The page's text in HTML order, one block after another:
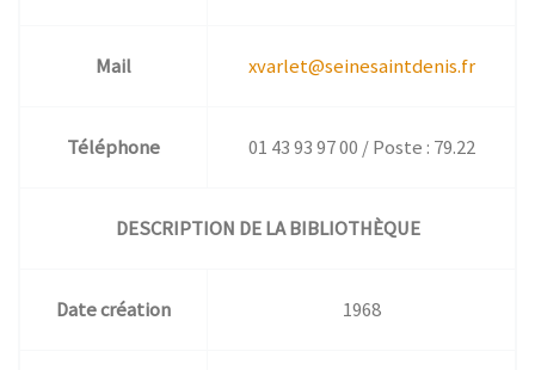
Mail xvarlet@seinesaintdenis.fr
Téléphone 01 43 93 97 00 / Poste : 79.22
DESCRIPTION DE LA BIBLIOTHÈQUE
Date création 1968